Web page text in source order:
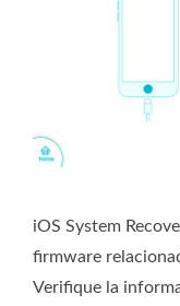
iOS System
firmware
Verifique la